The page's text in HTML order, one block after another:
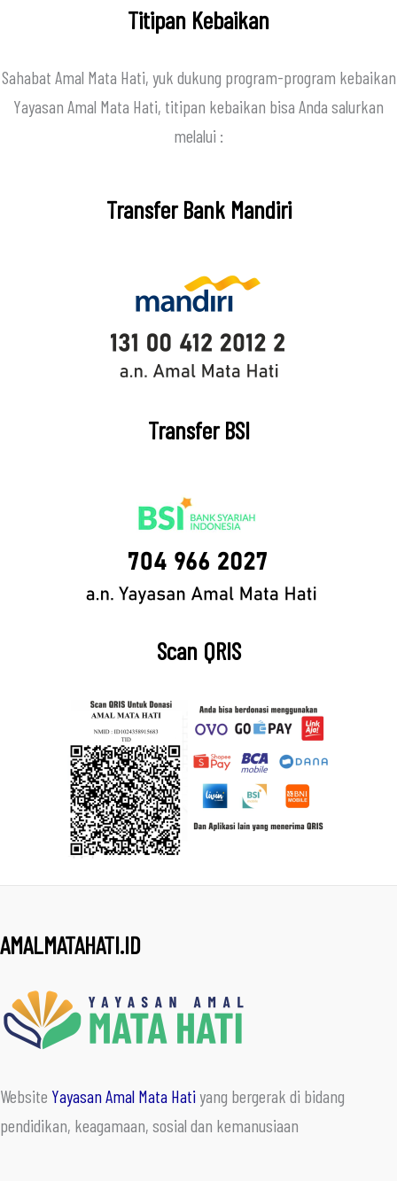
Titipan Kebaikan
Sahabat Amal Mata Hati, yuk dukung program-program kebaikan
Yayasan Amal Mata Hati, titipan kebaikan bisa Anda salurkan
melalui :
Transfer Bank Mandiri
Transfer BSI
Scan QRIS
AMALMATAHATI.ID
Website Yayasan Amal Mata Hatiyang bergerak di bidang
pendidikan, keagamaan, sosial dan kemanusiaan